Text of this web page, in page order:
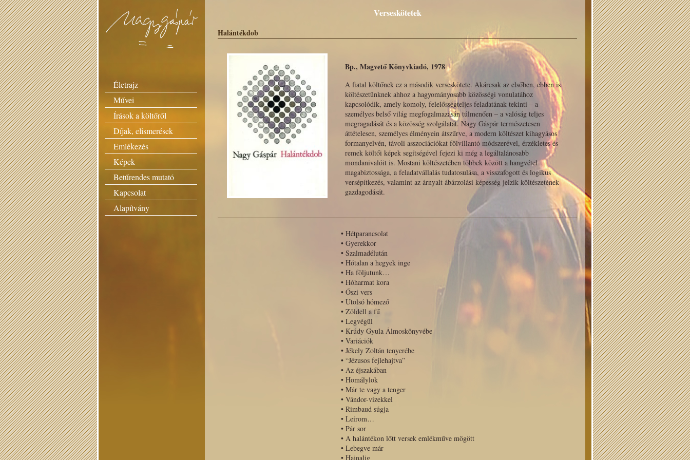
Életrajz
Művei
Írások a költőről
Díjak, elismerések
Emlékezés
Képek
Betűrendes mutató
Kapcsolat
Alapítvány
Verseskötetek
Halántékdob
Bp., Magvető Könyvkiadó, 1978
A fiatal költőnek ez a második verseskötete. Akárcsak az elsőben, ebben is
költészetünknek ahhoz a hagyományosabb közösségi vonulatához
kapcsolódik, amely komoly, felelősségteljes feladatának tekinti – a
személyes belső világ megfogalmazásán túlmenően – a valóság teljes
megragadását és a közösség szolgálatát. Nagy Gáspár természetesen
áttételesen, személyes élményein átszűrve, a modern költészet kihagyásos
formanyelvén, távoli asszociációkat fölvillantó módszerével, érzékletes és
remek költői képek segítségével fejezi ki még a legáltalánosabb
mondanivalóit is. Mostani költészetében többek között a hangvétel
magabiztossága, a feladatvállalás tudatosulása, a visszafogott és logikus
versépítkezés, valamint az árnyalt ábárzolási képesség jelzik költészetének
gazdagodását.
• Hétparancsolat
• Gyerekkor
• Szalmadélután
• Hótalan a hegyek inge
• Ha följutunk…
• Hóharmat kora
• Őszi vers
• Utolsó hómező
• Zöldell a fű
• Legvégül
• Krúdy Gyula Álmoskönyvébe
• Variációk
• Jékely Zoltán tenyerébe
• “Jézusos fejlehajtva”
• Az éjszakában
• Homálylok
• Már te vagy a tenger
• Vándor-vizekkel
• Rimbaud súgja
• Leírom…
• Pár sor
• A halántékon lőtt versek emlékműve mögött
• Lebegve már
• Hajnalig